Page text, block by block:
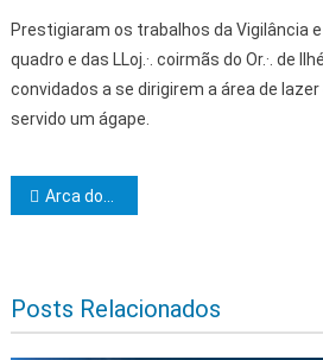
Prestigiaram os trabalhos da Vigilância e
quadro e das LLoj.·. coirmãs do Or.·. de
convidados a se dirigirem a área de
servido um ágape.
Navegação de Post
Arca dos Construtores de Maçons do Real Arco realiza cerimônia de adiantamento ao grau de mestre de marca
Posts Relacionados